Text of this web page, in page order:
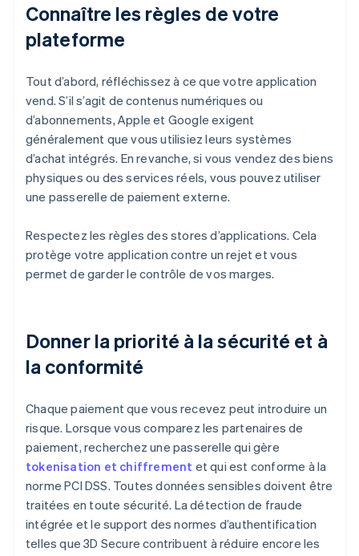
Connaître les règles de votre
plateforme
Tout d’abord, réfléchissez à ce que votre application
vend. S’il s’agit de contenus numériques ou
d’abonnements, Apple et Google exigent
généralement que vous utilisiez leurs systèmes
d’achat intégrés. En revanche, si vous vendez des biens
physiques ou des services réels, vous pouvez utiliser
une passerelle de paiement externe.
Respectez les règles des stores d’applications. Cela
protège votre application contre un rejet et vous
permet de garder le contrôle de vos marges.
Donner la priorité à la sécurité et à
la conformité
Chaque paiement que vous recevez peut introduire un
risque. Lorsque vous comparez les partenaires de
paiement, recherchez une passerelle qui gère
tokenisation et chiffrement et qui est conforme à la
norme PCI DSS. Toutes données sensibles doivent être
traitées en toute sécurité. La détection de fraude
intégrée et le support des normes d’authentification
telles que 3D Secure contribuent à réduire encore les